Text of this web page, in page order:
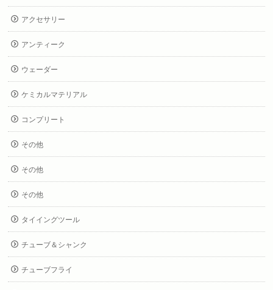
アクセサリー
アンティーク
ウェーダー
ケミカルマテリアル
コンプリート
その他
その他
その他
タイイングツール
チューブ＆シャンク
チューブフライ